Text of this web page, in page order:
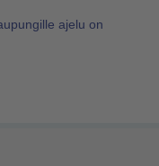
ajelu on